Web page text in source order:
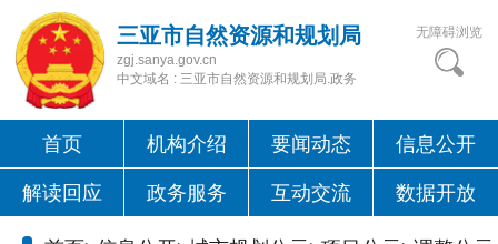
三亚市自然资源和规划局
zgj.sanya.gov.cn
中文域名 : 三亚市自然资源和规划局.政务
无障碍浏览
首页 机构介绍 要闻动态 信息公开
解读回应 政务服务 互动交流 数据开放